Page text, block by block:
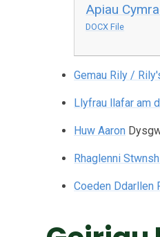
Apiau
DOCX File
Gemau Rily /
Llyfrau llafar am
Huw Aaron
Rhaglenni
Coeden Ddarllen